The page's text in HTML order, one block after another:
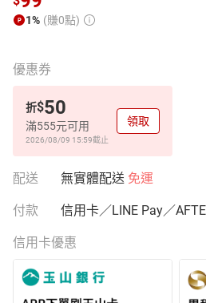
1% (賺0點)
優惠券
折$50
滿555元可用
2026/08/09 15:59截止
領取
配送 無實體配送 免運
付款 信用卡／LINE Pay／
信用卡優惠